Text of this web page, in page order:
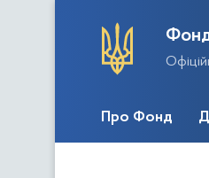
Фонд
Про Фонд